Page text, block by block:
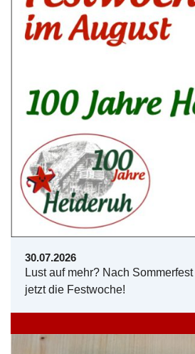
30.07.2026
Lust auf mehr? Nach
jetzt die Festwoche!